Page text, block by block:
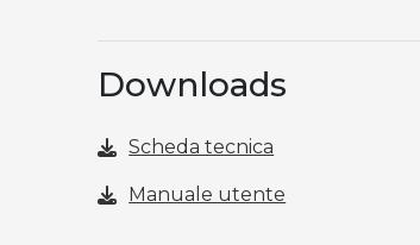
Downloads
Scheda tecnica
Manuale utente